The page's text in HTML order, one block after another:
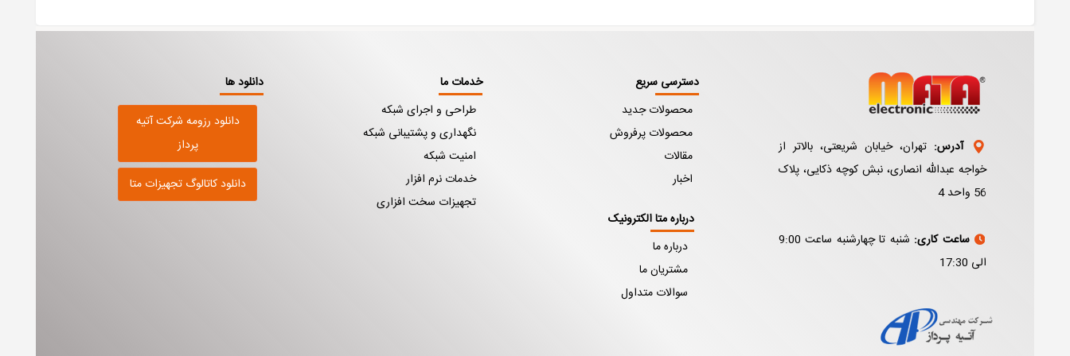
آدرس: تهران، خیابان شریعتی، بالاتر از
خواجه عبدالله انصاری، نبش کوچه ذکایی، پلاک
56 واحد 4
ساعت کاری:
شنبه تا چهارشنبه ساعت 9:00
الی 17:30
دسترسی سریع
محصولات جدید
محصولات پرفروش
مقالات
اخبار
درباره متا الکترونیک
درباره ما
مشتریان ما
سوالات متداول
خدمات ما
طراحی و اجرای شبکه
نگهداری و پشتیبانی شبکه
امنیت شبکه
خدمات نرم افزار
تجهیزات سخت افزاری
دانلود ها
دانلود رزومه شرکت آتیه
پرداز
دانلود کاتالوگ تجهیزات متا